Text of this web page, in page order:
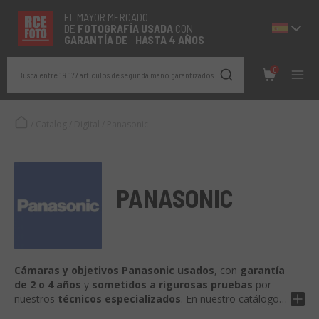
EL MAYOR MERCADO
DE FOTOGRAFÍA USADA CON
GARANTÍA DE HASTA 4 AÑOS
Busca entre 19.177 artículos de segunda mano garantizados
0
PANASONIC
Cámaras y objetivos Panasonic usados, con garantía
de 2 o 4 años y sometidos a rigurosas pruebas por
nuestros técnicos especializados. En nuestro catálogo